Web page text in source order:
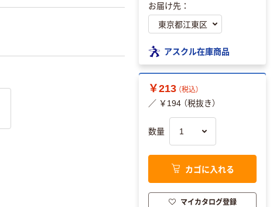
お届け先：
アスクル在庫商品
￥213 （税込）
／ ￥194 （税抜き）
数量
カゴに入れる
マイカタログ登録